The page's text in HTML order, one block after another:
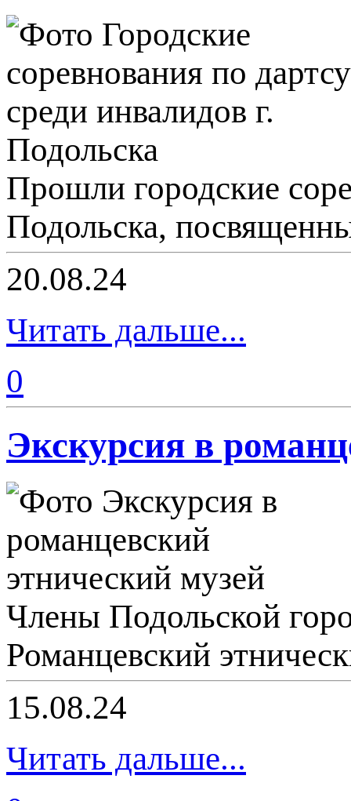
Прошли городские
Подольска,
20.08.24
Читать дальше...
0
Экскурсия в
Члены Подольской
Романцевский
15.08.24
Читать дальше...